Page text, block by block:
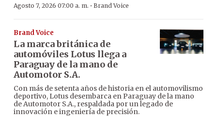
Agosto 7, 2026 07:00 a. m. · Brand Voice
Brand Voice
La marca británica de
automóviles Lotus llega a
Paraguay de la mano de
Automotor S.A.
Con más de setenta años de historia en el automovilismo
deportivo, Lotus desembarca en Paraguay de la mano
de Automotor S.A., respaldada por un legado de
innovación e ingeniería de precisión.